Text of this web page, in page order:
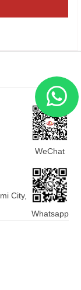
City,
WeChat
Whatsapp